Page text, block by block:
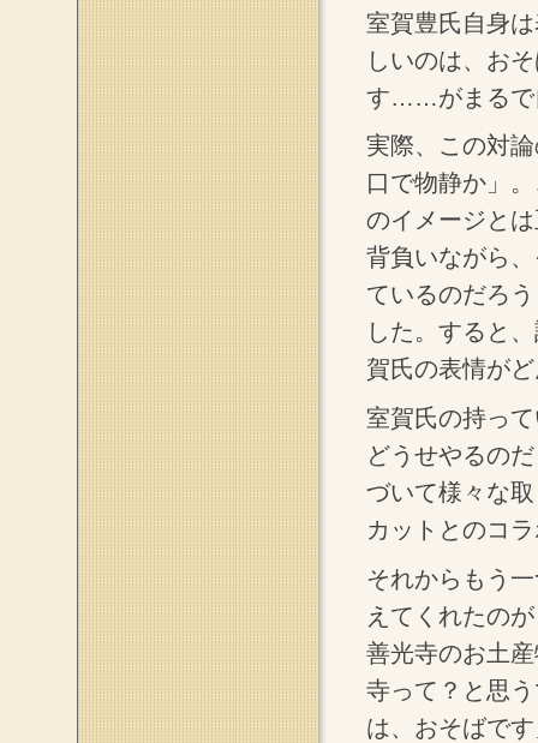
室賀豊氏自身
しいのは、お
す……がまるで
実際、この対
口で物静か」
のイメージと
背負いながら
ているのだろ
した。すると
賀氏の表情が
室賀氏の持っ
どうせやるの
づいて様々な
カットとのコ
それからもう
えてくれたの
善光寺のお土
寺って？と思
は、おそばで